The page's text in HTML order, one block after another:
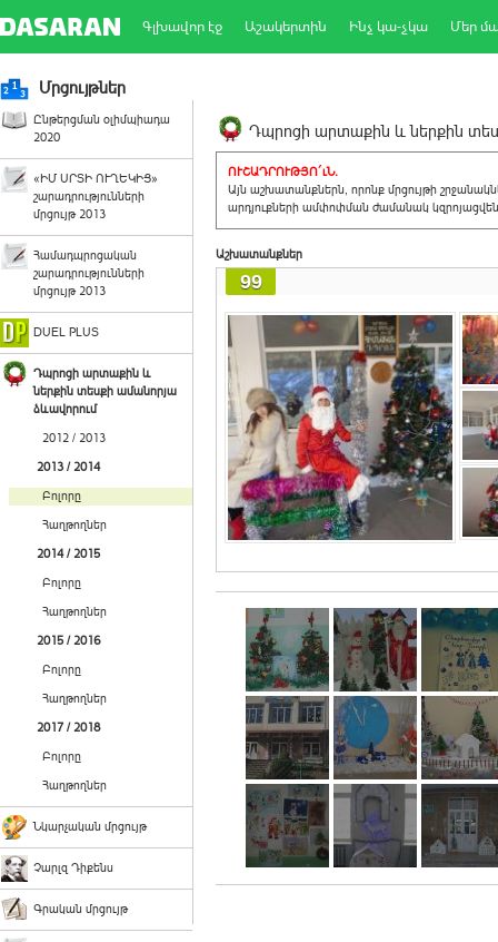
Գլխավոր էջ Աշակերտին Ինչ կա-չկա Մեր
Մրցույթներ
Ընթերցման օլիմպիադա
2020
«ԻՄ ՍՐՏԻ ՈՒՂԵԿԻՑ»
շարադրությունների
մրցույթ 2013
Համադպրոցական
շարադրությունների
մրցույթ 2013
DUEL PLUS
Դպրոցի արտաքին և
ներքին տեսքի ամանորյա
ձևավորում
2012 / 2013
2013 / 2014
Բոլորը
Հաղթողներ
2014 / 2015
Բոլորը
Հաղթողներ
2015 / 2016
Բոլորը
Հաղթողներ
2017 / 2018
Բոլորը
Հաղթողներ
Նկարչական մրցույթ
Չարլզ Դիքենս
Գրական մրցույթ
Դպրոցի արտաքին և ներքին
ՈՒՇԱԴՐՈՒԹՅՈ´ւՆ.
Այն աշխատանքներն, որոնք մրցույթի
արդյուքների ամփոփման ժամանակ
Աշխատանքներ
99